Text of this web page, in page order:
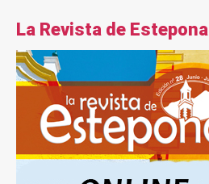
La Revista de Estepona